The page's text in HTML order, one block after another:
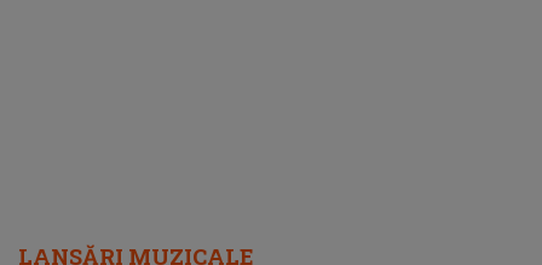
LANSĂRI MUZICALE